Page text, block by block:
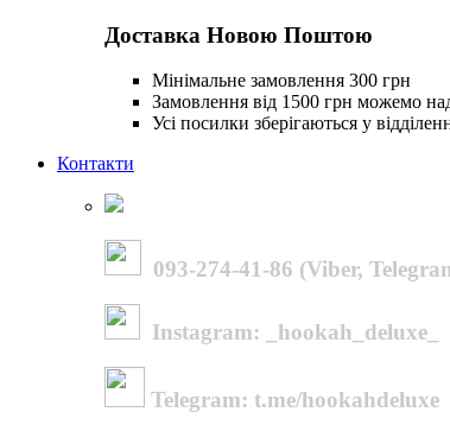
Доставка Новою Поштою
Мінімальне замовлення 300 грн
Замовлення від 1500 грн можемо
Усі посилки зберігаються у
Контакти
093-274-41-86 (Viber,
Instagram: _hookah_deluxe_
Telegram: t.me/hookahdeluxe